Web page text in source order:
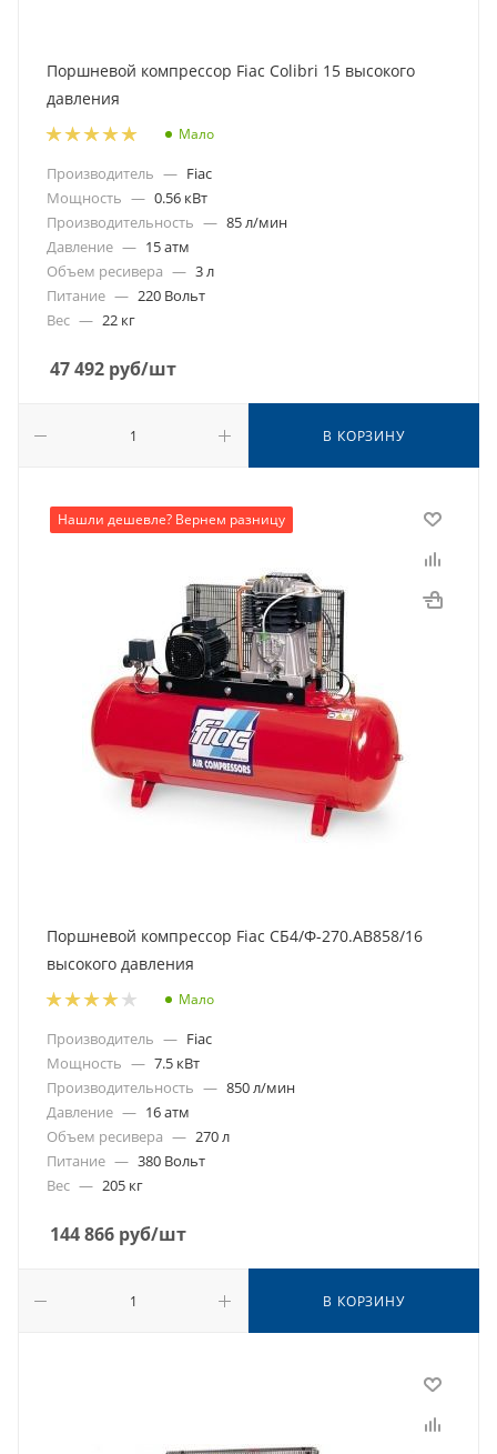
Поршневой компрессор Fiac Colibri 15 высокого
давления
Мало
Производитель — Fiac
Мощность — 0.56 кВт
Производительность — 85 л/мин
Давление — 15 атм
Объем ресивера — 3 л
Питание — 220 Вольт
Вес — 22 кг
47 492 руб/шт
В КОРЗИНУ
Нашли дешевле? Вернем разницу
Поршневой компрессор Fiac СБ4/Ф-270.AB858/16
высокого давления
Мало
Производитель — Fiac
Мощность — 7.5 кВт
Производительность — 850 л/мин
Давление — 16 атм
Объем ресивера — 270 л
Питание — 380 Вольт
Вес — 205 кг
144 866 руб/шт
В КОРЗИНУ